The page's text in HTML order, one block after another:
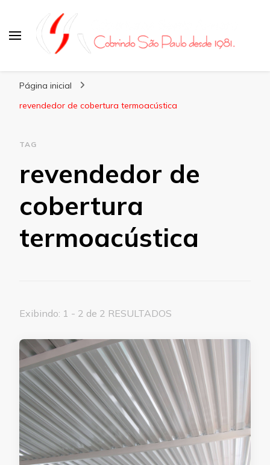
Página inicial
revendedor de cobertura termoacústica
TAG
revendedor de
cobertura
termoacústica
Exibindo: 1 - 2 de 2 RESULTADOS